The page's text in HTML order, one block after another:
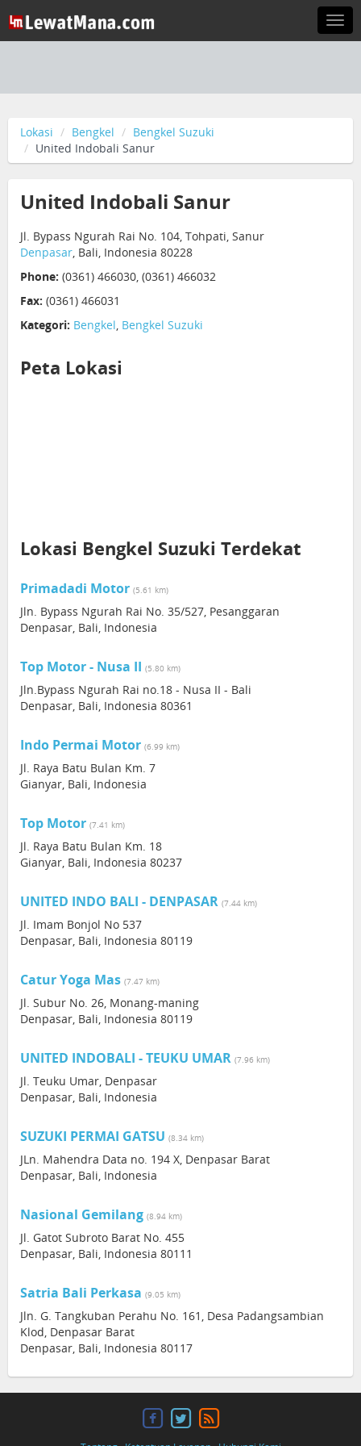
Lokasi Bengkel
Bengkel Suzuki
United Indobali Sanur
United Indobali Sanur
Jl. Bypass Ngurah Rai No. 104, Tohpati, Sanur
Denpasar, Bali, Indonesia 80228
Phone: (0361) 466030, (0361) 466032
Fax: (0361) 466031
Kategori: Bengkel, Bengkel Suzuki
Peta Lokasi
Lokasi Bengkel Suzuki Terdekat
Primadadi Motor (5.61 km)
Jln. Bypass Ngurah Rai No. 35/527, Pesanggaran
Denpasar, Bali, Indonesia
Top Motor - Nusa II (5.80 km)
Jln.Bypass Ngurah Rai no.18 - Nusa II - Bali
Denpasar, Bali, Indonesia 80361
Indo Permai Motor (6.99 km)
Jl. Raya Batu Bulan Km. 7
Gianyar, Bali, Indonesia
Top Motor (7.41 km)
Jl. Raya Batu Bulan Km. 18
Gianyar, Bali, Indonesia 80237
UNITED INDO BALI - DENPASAR (7.44 km)
Jl. Imam Bonjol No 537
Denpasar, Bali, Indonesia 80119
Catur Yoga Mas (7.47 km)
Jl. Subur No. 26, Monang-maning
Denpasar, Bali, Indonesia 80119
UNITED INDOBALI - TEUKU UMAR (7.96 km)
Jl. Teuku Umar, Denpasar
Denpasar, Bali, Indonesia
SUZUKI PERMAI GATSU (8.34 km)
JLn. Mahendra Data no. 194 X, Denpasar Barat
Denpasar, Bali, Indonesia
Nasional Gemilang (8.94 km)
Jl. Gatot Subroto Barat No. 455
Denpasar, Bali, Indonesia 80111
Satria Bali Perkasa (9.05 km)
Jln. G. Tangkuban Perahu No. 161, Desa Padangsambian
Klod, Denpasar Barat
Denpasar, Bali, Indonesia 80117